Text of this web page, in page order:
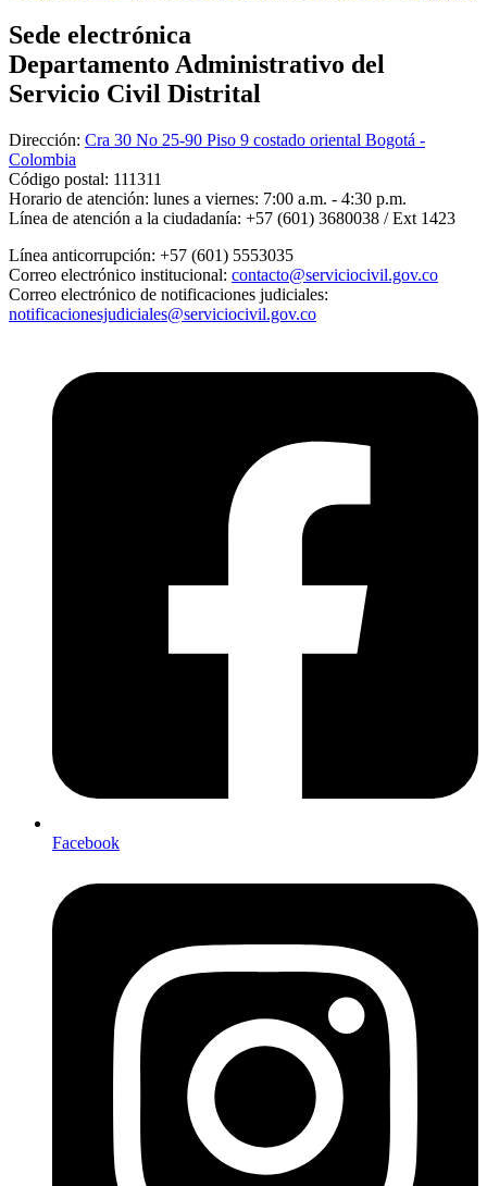
Sede electrónica
Departamento Administrativo del
Servicio Civil Distrital
Dirección: Cra 30 No 25-90 Piso 9 costado oriental Bogotá -
Colombia
Código postal: 111311
Horario de atención: lunes a viernes: 7:00 a.m. - 4:30 p.m.
Línea de atención a la ciudadanía: +57 (601) 3680038 / Ext 1423
Línea anticorrupción: +57 (601) 5553035
Correo electrónico institucional: contacto@serviciocivil.gov.co
Correo electrónico de notificaciones judiciales:
notificacionesjudiciales@serviciocivil.gov.co
Facebook